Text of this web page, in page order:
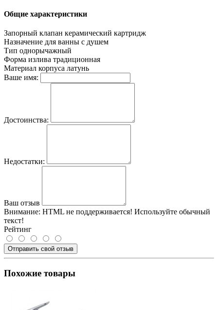
Общие характеристики
Запорный клапан керамический картридж
Назначение для ванны с душем
Тип однорычажный
Форма излива традиционная
Материал корпуса латунь
Ваше имя:
Достоинства:
Недостатки:
Ваш отзыв
Внимание: HTML не поддерживается! Используйте обычный
текст!
Рейтинг
Отправить свой отзыв
Похожие товары